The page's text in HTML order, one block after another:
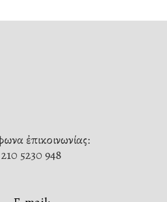
ἐπικοινωνίας:
210 5230 948